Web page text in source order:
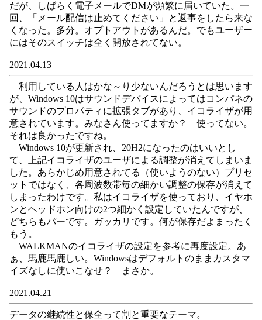
だが、しばらく電子メールでDMが頻繁に届いていた。一
回、「メール配信は止めてください」と返事をしたら来な
くなった。多分。オプトアウトがあるんだ。でもユーザー
にはそのスイッチは全く開放されてない。
2021.04.13
利用している人はかな～り少ないんだろうとは思います
が、Windows 10はサウンドデバイスによってはコンパネの
サウンドのプロパティに拡張タブがあり、イコライザが用
意されています。みなさん使ってますか？ 使ってない。
それは良かったですね。
Windows 10が更新され、20H2になったのはいいとし
て、上記イコライザのユーザによる調整が消えてしまいま
した。あらかじめ用意されてる（使いようのない）プリセ
ットではなく、各周波数帯毎の細かい調整の保存が消えて
しまったわけです。私はイコライザを使っており、イヤホ
ンとヘッドホン向けの2つ細かく設定していたんですが、
どちらもパーです。ガッカリです。何が保存だよまったく
もう。
WALKMANのイコライザの設定を参考に再度設定。あ
ぁ、馬鹿馬鹿しい。Windowsはデフォルトのままカスタマ
イズなしに使いこなせ？ まさか。
2021.04.21
データの継続性と保全って割と重要なテーマ。